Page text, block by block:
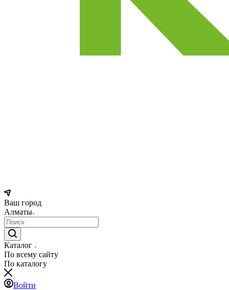
Ваш город
Алматы
Каталог
По всему сайту
По каталогу
Войти